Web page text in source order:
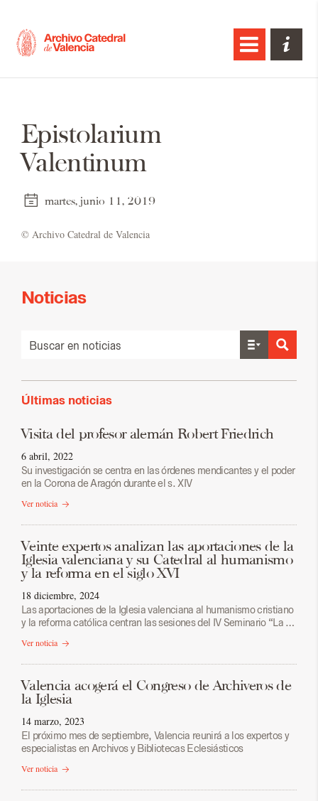
Epistolarium
Valentinum
martes, junio 11, 2019
© Ar­chi­vo Ca­te­dral de Va­len­cia
Noticias
Últimas noticias
Visita del profesor alemán Robert Friedrich
6 abril, 2022
Su investigación se centra en las órdenes mendicantes y el poder
en la Corona de Aragón durante el s. XIV
Ver noticia
Veinte expertos analizan las aportaciones de la
Iglesia valenciana y su Catedral al humanismo
y la reforma en el siglo XVI
18 diciembre, 2024
Las aportaciones de la Iglesia valenciana al humanismo cristiano
y la reforma católica centran las sesiones del IV Seminario “La …
Ver noticia
Valencia acogerá el Congreso de Archiveros de
la Iglesia
14 marzo, 2023
El próximo mes de septiembre, Valencia reunirá a los expertos y
especialistas en Archivos y Bibliotecas Eclesiásticos
Ver noticia